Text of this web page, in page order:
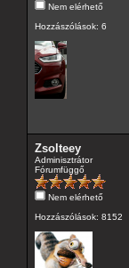
Nem elérhető
Hozzászólások: 6
Zsolteey
Adminisztrátor
Fórumfüggő
Nem elérhető
Hozzászólások: 8152